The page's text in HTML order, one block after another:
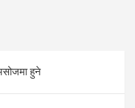
हुने